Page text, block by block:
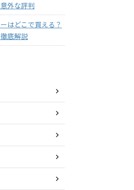
外な評判
はどこで買える？
底解説